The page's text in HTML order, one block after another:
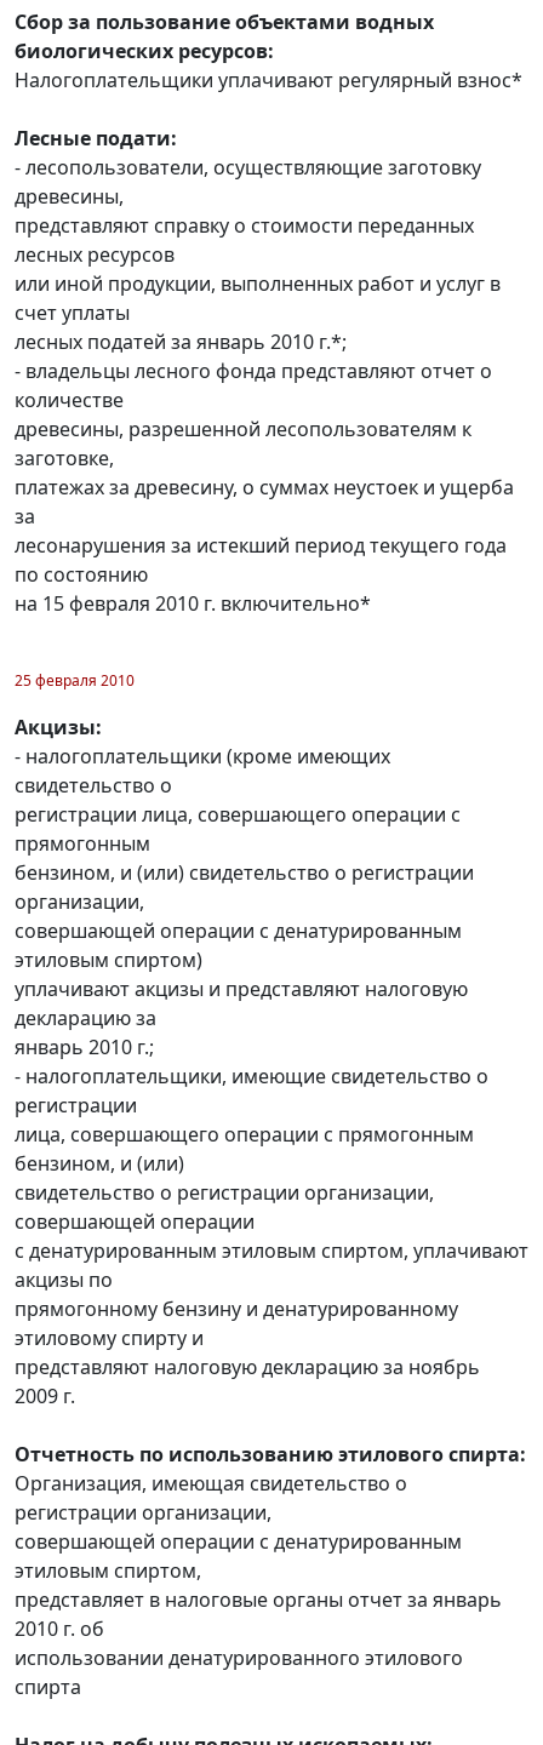
Сбор за пользование объектами водных
биологических ресурсов:
Налогоплательщики уплачивают регулярный взнос*
Лесные подати:
- лесопользователи, осуществляющие заготовку
древесины,
представляют справку о стоимости переданных
лесных ресурсов
или иной продукции, выполненных работ и услуг в
счет уплаты
лесных податей за январь 2010 г.*;
- владельцы лесного фонда представляют отчет о
количестве
древесины, разрешенной лесопользователям к
заготовке,
платежах за древесину, о суммах неустоек и ущерба
за
лесонарушения за истекший период текущего года
по состоянию
на 15 февраля 2010 г. включительно*
25 февраля 2010
Акцизы:
- налогоплательщики (кроме имеющих
свидетельство о
регистрации лица, совершающего операции с
прямогонным
бензином, и (или) свидетельство о регистрации
организации,
совершающей операции с денатурированным
этиловым спиртом)
уплачивают акцизы и представляют налоговую
декларацию за
январь 2010 г.;
- налогоплательщики, имеющие свидетельство о
регистрации
лица, совершающего операции с прямогонным
бензином, и (или)
свидетельство о регистрации организации,
совершающей операции
с денатурированным этиловым спиртом, уплачивают
акцизы по
прямогонному бензину и денатурированному
этиловому спирту и
представляют налоговую декларацию за ноябрь
2009 г.
Отчетность по использованию этилового спирта:
Организация, имеющая свидетельство о
регистрации организации,
совершающей операции с денатурированным
этиловым спиртом,
представляет в налоговые органы отчет за январь
2010 г. об
использовании денатурированного этилового
спирта